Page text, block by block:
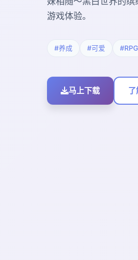
游戏体验。
#养成 #可爱 #RPG
马上下载